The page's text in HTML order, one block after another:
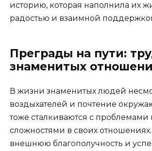
историю, которая наполнила их
радостью и взаимной
Преграды на пути:
знаменитых
В жизни знаменитых людей
воздыхателей и почтение
тоже сталкиваются с проблемами
сложностями в своих
внешнюю благополучность и